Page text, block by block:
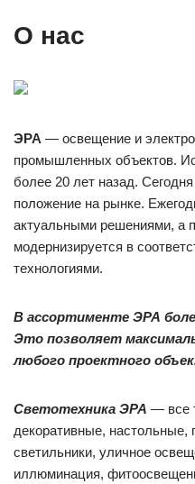
О нас
ЭРА — освещение и
промышленных объектов.
более 20 лет назад.
положение на рынке.
актуальными решениями, а
модернизируется в
технологиями.
В ассортименте ЭРА
Это позволяет
любого проектного
Светотехника ЭРА — все
декоративные,
светильники, уличное
иллюминация,